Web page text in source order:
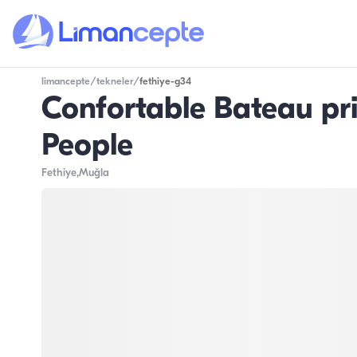
limancepte/tekneler/fethiye-g34
Confortable Bateau
People
Fethiye,Muğla